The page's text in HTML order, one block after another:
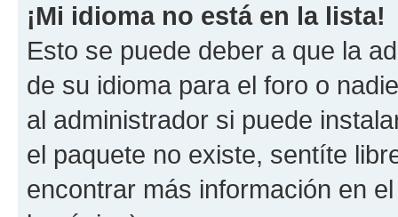
¡Mi idioma no está en la lista!
Esto se puede deber a que la
de su idioma para el foro o
al administrador si puede
el paquete no existe, sentíte
encontrar más información en